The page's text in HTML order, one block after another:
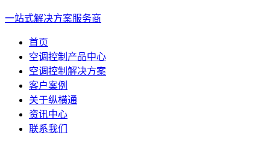
一站式解决方案服务商
首页
空调控制产品中心
空调控制解决方案
客户案例
关于纵横通
资讯中心
联系我们